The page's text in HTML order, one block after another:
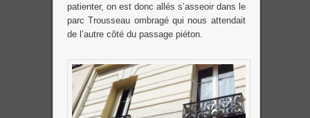
patienter, on est donc allés s’asseoir dans le
parc Trousseau ombragé qui nous attendait
de l’autre côté du passage piéton.